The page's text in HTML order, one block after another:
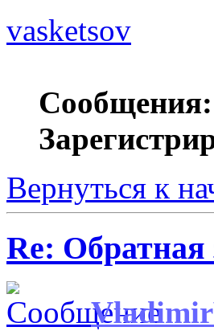
vasketsov
Сообщения:
Вернуться к
Re: Обратная